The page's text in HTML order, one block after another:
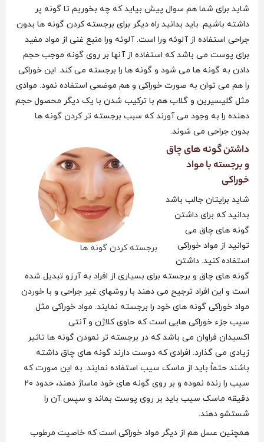
شاید برای شما هم سوال پیش بیاید که چه بخوریم تا گونه پر
داشته باشیم. باید بدانید راه دیگر برای برجسته کردن گونه ها بدون
جراحی استفاده از آلوئه ورا است. آلوئه ورا منبع غنی از مواد مفید
برای پوست می باشد که استفاده از آنها بر روی گونه موجب حجم
دادن به گونه ها می شود و گونه ها را برجسته می کند. این خوراکی
را هم می توان به صورت خوراکی و هم موضعی استفاده نمود. موادی
مثل گلیسیرین و گلاب هم با ترکیب شدن با یک دیگر محصول حجم
دهنده را به وجود می آورند که سبب برجسته تر کردن گونه ها
بدون جراحی می شوند.
برجسته کردن گونه ها
داشتن گونه های چاق
و برجسته با مواد
خوراکی
شاید برایتان جالب باشد
بدانید که برای داشتن
گونه های چاق می
توانید از مواد خوراکی
استفاده کنید. داشتن
گونه های چاق و برجسته برای بسیاری از افراد به آرزو تبدیل شده
است و این افراد ترجیح می دهند با روشهای غیر جراحی و با خوردن
مواد خوراکی گونه های خود را برجسته نمایند. مواد خوراکی مثل
سیب جزء خوراکی هایی است که حاوی کلاژن و آنتی
اکسیدان فراوان می‌ باشد که در برجسته تر نمودن گونه ها تاثیر
زیادی می گذارد. افرادی که دوست دارند گونه های چاق داشته
باشند حتماً باید از ماسک سیب استفاده نمایند. به این صورت که
سیب را رنده نموده و بر روی گونه های خود ماساژ دهند، حدود ۲۰
دقیقه ماسک سیب باید بر روی پوست بماند و سپس آن را
شستشو دهند.
همچنین عسل هم از دیگر مواد خوراکی است که خاصیت مرطوب